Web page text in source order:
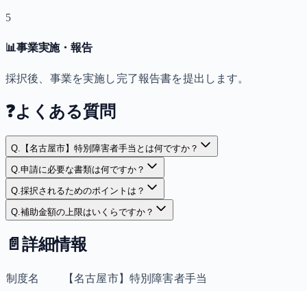
5
📊事業実施・報告
採択後、事業を実施し完了報告書を提出します。
❓よくある質問
Q. 【名古屋市】特別障害者手当とは何ですか？
Q.申請に必要な書類は何ですか？
Q.採択されるためのポイントは？
Q.補助金額の上限はいくらですか？
📄 詳細情報
制度名
【名古屋市】特別障害者手当